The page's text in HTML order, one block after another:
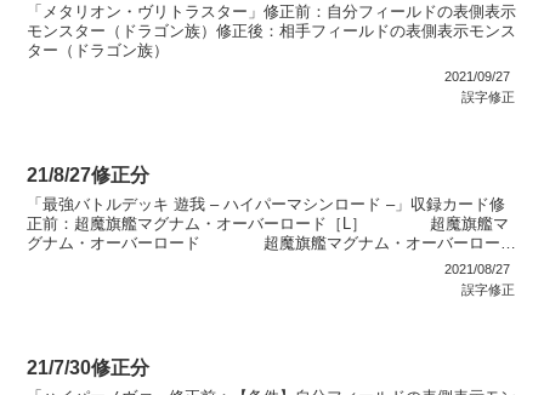
「メタリオン・ヴリトラスター」修正前：自分フィールドの表側表示
モンスター（ドラゴン族）修正後：相手フィールドの表側表示モンス
ター（ドラゴン族）
2021/09/27
誤字修正
21/8/27修正分
「最強バトルデッキ 遊我 – ハイパーマシンロード –」収録カード修
正前：超魔旗艦マグナム・オーバーロード［L］ 超魔旗艦マ
グナム・オーバーロード 超魔旗艦マグナム・オーバーロード
2021/08/27
誤字修正
21/7/30修正分